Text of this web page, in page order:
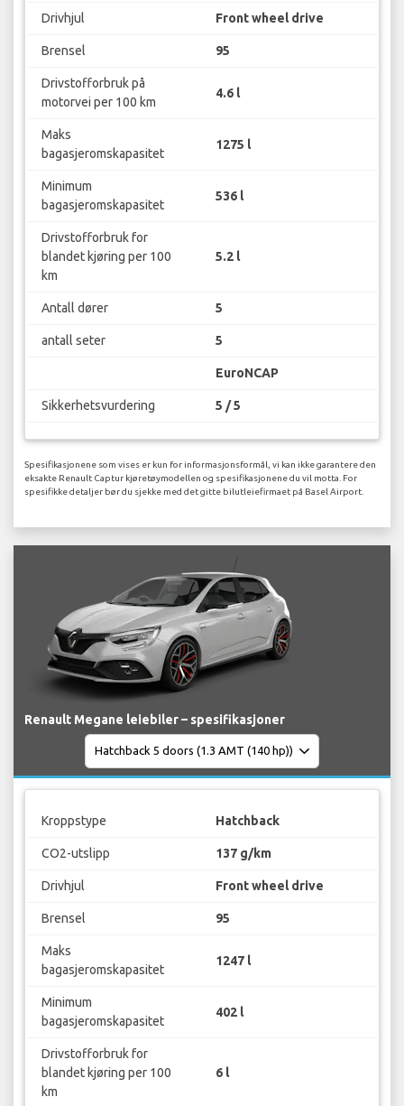
Drivhjul Front wheel drive
Brensel 95
Drivstofforbruk på
motorvei per 100 km
4.6 l
Maks
bagasjeromskapasitet
1275 l
Minimum
bagasjeromskapasitet
536 l
Drivstofforbruk for
blandet kjøring per 100
km
5.2 l
Antall dører 5
antall seter 5
EuroNCAP
Sikkerhetsvurdering 5 / 5
Spesifikasjonene som vises er kun for informasjonsformål, vi kan ikke garantere den
eksakte Renault Captur kjøretøymodellen og spesifikasjonene du vil motta. For
spesifikke detaljer bør du sjekke med det gitte bilutleiefirmaet på Basel Airport.
Renault Megane leiebiler – spesifikasjoner
Kroppstype Hatchback
CO2-utslipp 137 g/km
Drivhjul Front wheel drive
Brensel 95
Maks
bagasjeromskapasitet
1247 l
Minimum
bagasjeromskapasitet
402 l
Drivstofforbruk for
blandet kjøring per 100
km
6 l